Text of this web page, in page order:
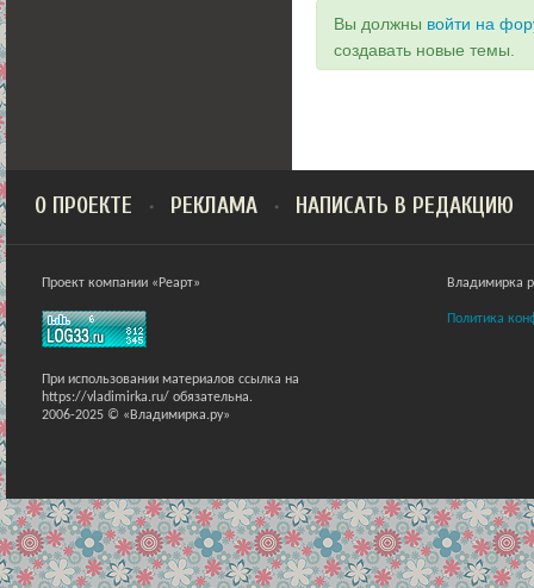
Вы должны войти на
создавать новые темы.
О ПРОЕКТЕ РЕКЛАМА НАПИСАТЬ В РЕДАКЦИЮ
Проект компании «Реарт»
При использовании материалов ссылка на
https://vladimirka.ru/ обязательна.
2006-2025 © «Владимирка.ру»
Владимирка
Политика